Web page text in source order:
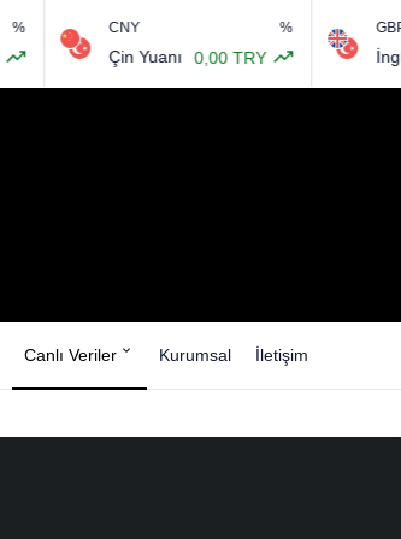
CNY
Çin Yuanı 0,00 TRY
GBP
İngiliz
Canlı Veriler Kurumsal İletişim